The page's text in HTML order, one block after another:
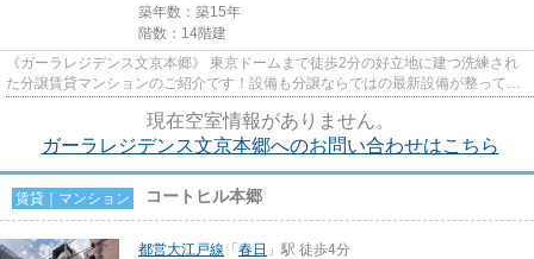
築年数：築15年
階数：14階建
《ガーラレジデンス文京本郷》 東京ドームまで徒歩2分の好立地に建つ洗練され
た分譲賃貸マンションのご紹介です！設備も分譲ならではの最新設備が整ってお
現在空室情報がありません。
ガーラレジデンス文京本郷へのお問い合わせはこちら
賃貸｜マンション コートヒル本郷
都営大江戸線 「 春日 」駅 徒歩4分